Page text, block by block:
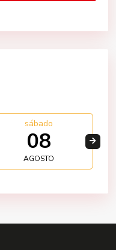
sábado
08
AGOSTO